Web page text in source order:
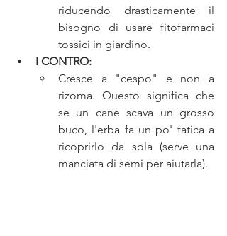
riducendo drasticamente il
bisogno di usare fitofarmaci
tossici in giardino.
I CONTRO:
Cresce a "cespo" e non a
rizoma. Questo significa che
se un cane scava un grosso
buco, l'erba fa un po' fatica a
ricoprirlo da sola (serve una
manciata di semi per aiutarla).